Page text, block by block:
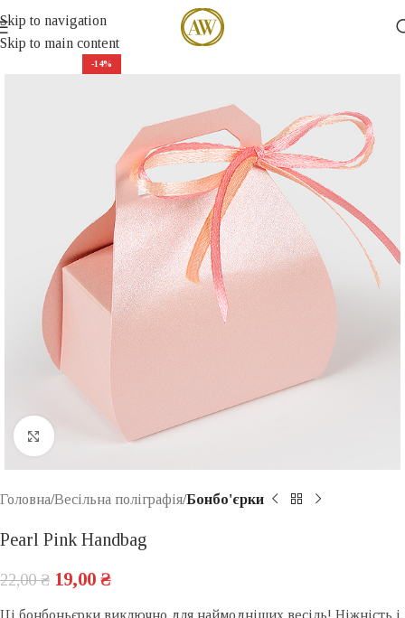
Skip to navigation
Skip to main content
-14%
Click to enlarge
Головна Весільна поліграфія Бонбо'єрки
Pearl Pink Handbag
22,00₴ 19,00 ₴
Ці бонбоньєрки виключно для наймодніших весіль! Ніжність і